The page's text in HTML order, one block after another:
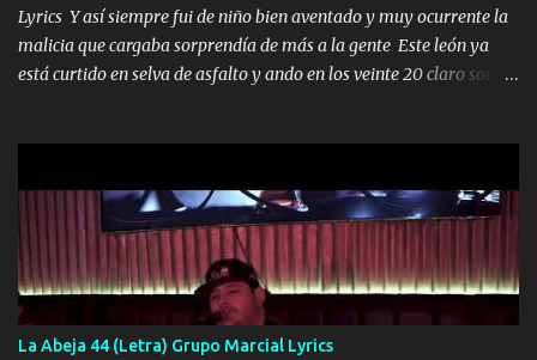
Lyrics Y así siempre fui de niño bien aventado y muy ocurrente la
malicia que cargaba sorprendía de más a la gente Este león ya
está curtido en selva de asfalto y ando en los veinte 20 claro son
pa más pues hay charola les voy a dar hasta topar pues no hay de
otra Música Surcando bien mi camino voy por mi línea no veo a
los lados aquel que no corre vuela no se me duerm voy chicoteado
Ya pasé varias hazañas ya tienen rato que me agarran el colmillo
de este León los estatales no sé esperaron Al tiro esta la PrimiZa
también la nueve que cargo al lado doy la mano al que su amigo y
La Abeja 44 (Letra) Grupo Marcial Lyrics